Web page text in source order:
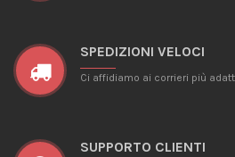
SPEDIZIONI VELOCI
Ci affidiamo ai corrieri più
SUPPORTO CLIENTI